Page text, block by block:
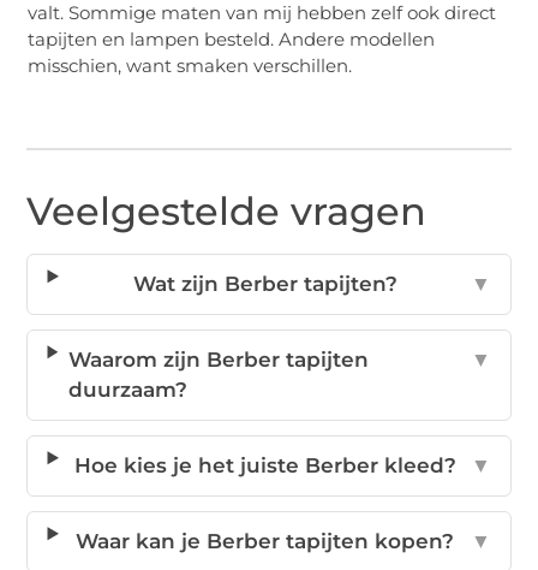
valt. Sommige maten van mij hebben zelf ook direct
tapijten en lampen besteld. Andere modellen
misschien, want smaken verschillen.
Veelgestelde vragen
Wat zijn Berber tapijten? ▼
Waarom zijn Berber tapijten
duurzaam?
▼
Hoe kies je het juiste Berber kleed? ▼
Waar kan je Berber tapijten kopen? ▼